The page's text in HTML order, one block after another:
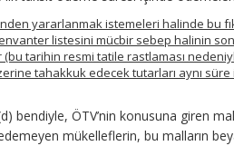
yararlanmak istemeleri halinde bu
listesini mücbir sebep halinin
tarihin resmi tatile rastlaması
tahakkuk edecek tutarları aynı süre
bendiyle, ÖTV’nin konusuna giren
mükelleflerin, bu malların